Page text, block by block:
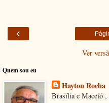
‹
Ver
Quem sou eu
Hayton Rocha
Brasília e Maceió